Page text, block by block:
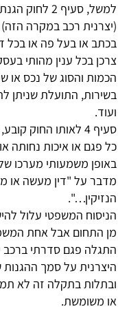
למשל, סעיף
(יצרנית רכב במקרה
בכתב או בעל פה או
צרכן בכל ענין מהותי
הכמות והסוג של נכס או
בשירות, התועלת שניתן
ועוד.
סעיף 4 לאותו החוק
כל פגם או איכות נחותה
מדבר על "דין מעשה או
הנזיקין…".
הניסוח המשפטי עלול
מן התחום אבל אחת
התגלה פגם סדרתי
היצרנית על סמך ההגנות
ובתלות בתקלה זה לא
או משומשת.